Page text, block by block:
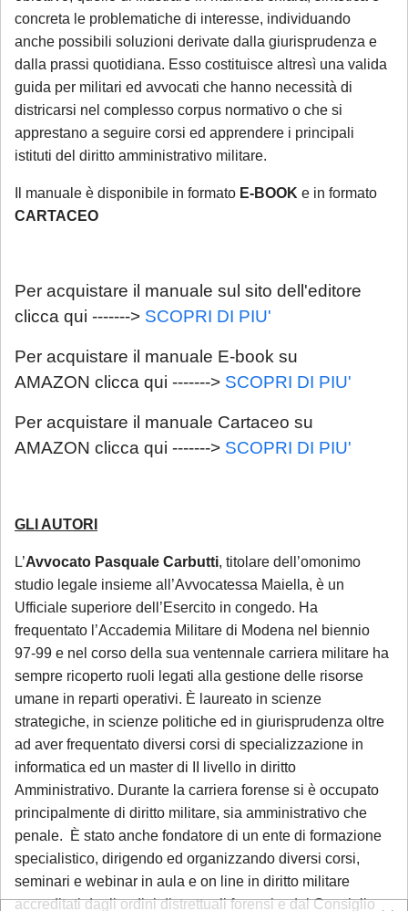
concreta le problematiche di interesse, individuando
anche possibili soluzioni derivate dalla giurisprudenza e
dalla prassi quotidiana. Esso costituisce altresì una valida
guida per militari ed avvocati che hanno necessità di
districarsi nel complesso corpus normativo o che si
apprestano a seguire corsi ed apprendere i principali
istituti del diritto amministrativo militare.
Il manuale è disponibile in formato E-BOOK e in formato
CARTACEO
Per acquistare il manuale sul sito dell'editore
clicca qui -------> SCOPRI DI PIU'
Per acquistare il manuale E-book su
AMAZON clicca qui -------> SCOPRI DI PIU'
Per acquistare il manuale Cartaceo su
AMAZON clicca qui -------> SCOPRI DI PIU'
GLI AUTORI
L’Avvocato Pasquale Carbutti, titolare dell’omonimo
studio legale insieme all’Avvocatessa Maiella, è un
Ufficiale superiore dell’Esercito in congedo. Ha
frequentato l’Accademia Militare di Modena nel biennio
97-99 e nel corso della sua ventennale carriera militare ha
sempre ricoperto ruoli legati alla gestione delle risorse
umane in reparti operativi. È laureato in scienze
strategiche, in scienze politiche ed in giurisprudenza oltre
ad aver frequentato diversi corsi di specializzazione in
informatica ed un master di II livello in diritto
Amministrativo. Durante la carriera forense si è occupato
principalmente di diritto militare, sia amministrativo che
penale. È stato anche fondatore di un ente di formazione
specialistico, dirigendo ed organizzando diversi corsi,
seminari e webinar in aula e on line in diritto militare
accreditati dagli ordini distrettuali forensi e dal Consiglio